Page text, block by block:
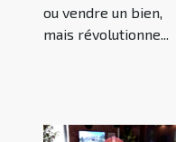
ou vendre un bien,
mais révolutionne...